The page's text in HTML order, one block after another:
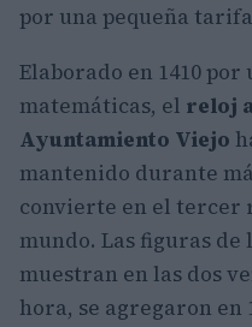
por una pequeña
Elaborado en 1410
matemáticas, el reloj
Ayuntamiento Viejo
mantenido durante
convierte en el tercer
mundo. Las figuras de
muestran en las dos
hora, se agregaron en